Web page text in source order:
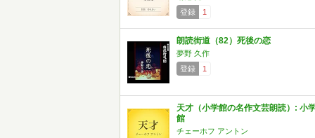
登録
1
朗読街道（82）死後の恋
夢野 久作
登録
1
天才（小学館の名作文芸朗読）: 小
館
チェーホフ アントン